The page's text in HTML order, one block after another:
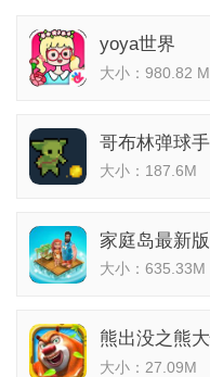
yoya世界
大小：980.82
哥布林弹球
大小：187.6M
家庭岛最新
大小：635.33M
熊出没之熊
大小：27.09M